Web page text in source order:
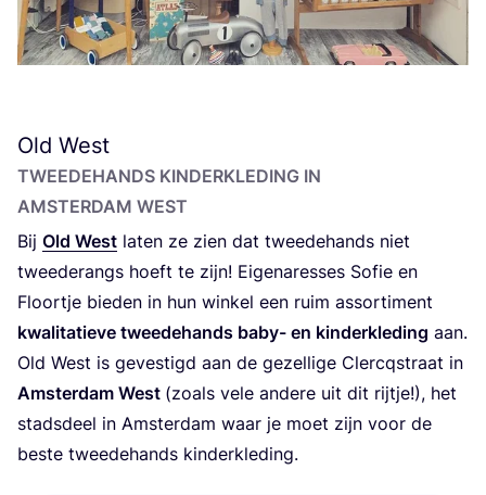
Old West
TWEE­DE­HANDS KIN­DER­KLE­DING IN
AMSTER­DAM WEST
Bij Old West laten ze zien dat twee­de­hands niet
twee­de­rangs hoeft te zijn! Eige­na­res­ses Sofie en
Floor­tje bie­den in hun win­kel een ruim assor­ti­ment
kwa­li­ta­tie­ve twee­de­hands baby- en kin­der­kle­ding aan.
Old West is geves­tigd aan de gezel­li­ge Cler­c­q­straat in
Amster­dam West (zoals vele ande­re uit dit rij­tje!), het
stads­deel in Amster­dam waar je moet zijn voor de
bes­te twee­de­hands kinderkleding.